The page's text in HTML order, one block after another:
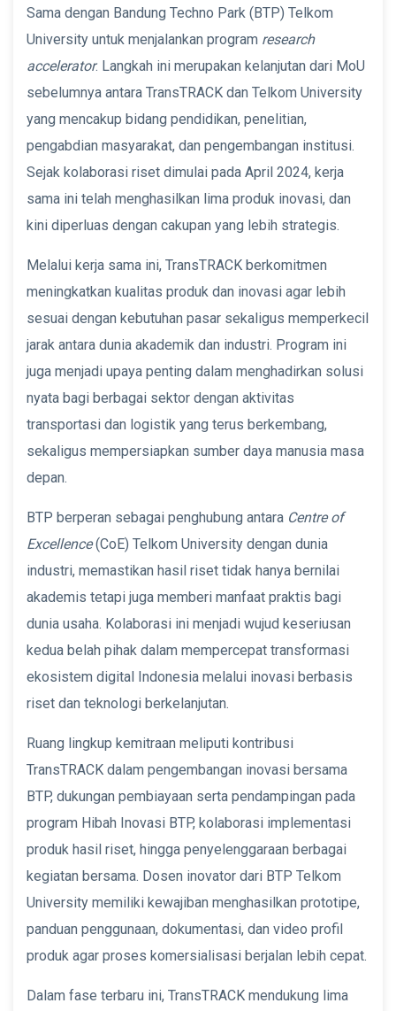
Sama dengan Bandung Techno Park (BTP) Telkom
University untuk menjalankan program research
accelerator. Langkah ini merupakan kelanjutan dari MoU
sebelumnya antara TransTRACK dan Telkom University
yang mencakup bidang pendidikan, penelitian,
pengabdian masyarakat, dan pengembangan institusi.
Sejak kolaborasi riset dimulai pada April 2024, kerja
sama ini telah menghasilkan lima produk inovasi, dan
kini diperluas dengan cakupan yang lebih strategis.
Melalui kerja sama ini, TransTRACK berkomitmen
meningkatkan kualitas produk dan inovasi agar lebih
sesuai dengan kebutuhan pasar sekaligus memperkecil
jarak antara dunia akademik dan industri. Program ini
juga menjadi upaya penting dalam menghadirkan solusi
nyata bagi berbagai sektor dengan aktivitas
transportasi dan logistik yang terus berkembang,
sekaligus mempersiapkan sumber daya manusia masa
depan.
BTP berperan sebagai penghubung antara Centre of
Excellence(CoE) Telkom University dengan dunia
industri, memastikan hasil riset tidak hanya bernilai
akademis tetapi juga memberi manfaat praktis bagi
dunia usaha. Kolaborasi ini menjadi wujud keseriusan
kedua belah pihak dalam mempercepat transformasi
ekosistem digital Indonesia melalui inovasi berbasis
riset dan teknologi berkelanjutan.
Ruang lingkup kemitraan meliputi kontribusi
TransTRACK dalam pengembangan inovasi bersama
BTP, dukungan pembiayaan serta pendampingan pada
program Hibah Inovasi BTP, kolaborasi implementasi
produk hasil riset, hingga penyelenggaraan berbagai
kegiatan bersama. Dosen inovator dari BTP Telkom
University memiliki kewajiban menghasilkan prototipe,
panduan penggunaan, dokumentasi, dan video profil
produk agar proses komersialisasi berjalan lebih cepat.
Dalam fase terbaru ini, TransTRACK mendukung lima